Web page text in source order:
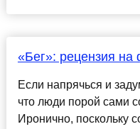
«Бег»: рецензия
Если напрячься и
что люди порой сами
Иронично, поскольку